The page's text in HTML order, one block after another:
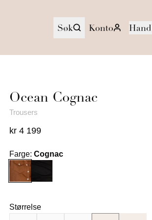
Søk Konto
Ocean Cognac
Trousers
kr 4 199
Farge: Cognac
Størrelse